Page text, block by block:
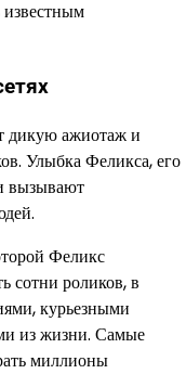
известным
дикую ажиотаж и
Улыбка Феликса, его
вызывают
Феликс
сотни роликов, в
курьезными
из жизни. Самые
миллионы